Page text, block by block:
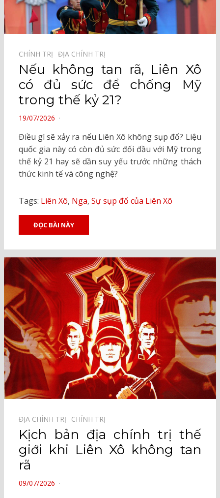
CHÍNH TRỊ⠀ ĐỊA CHÍNH TRỊ⠀
Nếu không tan rã, Liên Xô
có đủ sức để chống Mỹ
trong thế kỷ 21?
POSTED
19/07/2026
Điều gì sẽ xảy ra nếu Liên Xô không sụp đổ? Liệu
quốc gia này có còn đủ sức đối đầu với Mỹ trong
thế kỷ 21 hay sẽ dần suy yếu trước những thách
thức kinh tế và công nghệ?
Tags: Liên Xô, Nga, Sự sụp đổ của Liên Xô
ĐỌC BÀI NÀY
ĐỊA CHÍNH TRỊ⠀ CHÍNH TRỊ⠀
Kịch bản địa chính trị thế
giới khi Liên Xô không tan
rã
POSTED
09/07/2026